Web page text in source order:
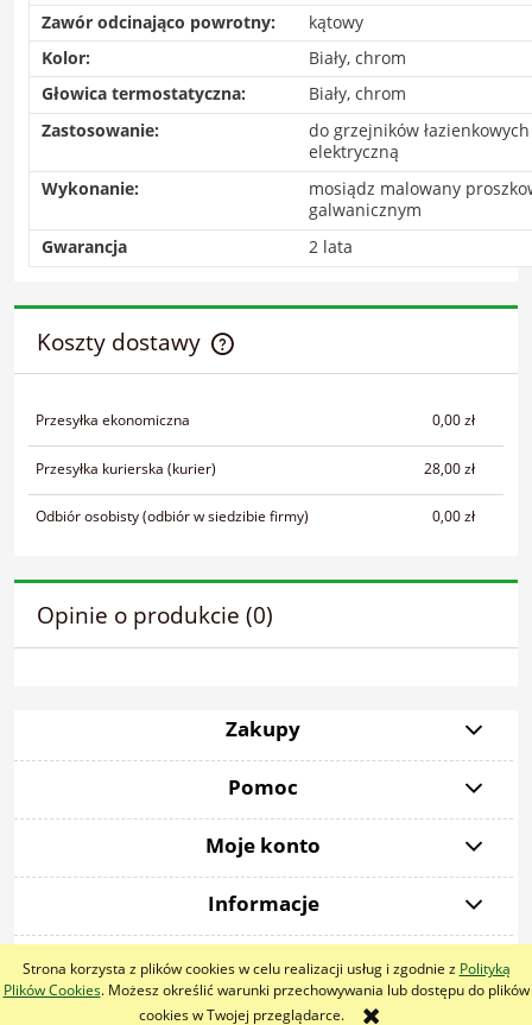
Strona korzysta z plików cookies w celu realizacji usług i zgodnie z Polityką
Plików Cookies. Możesz określić warunki przechowywania lub dostępu do plików
cookies w Twojej przeglądarce.
Zawór odcinająco powrotny:
kątowy
Kolor:
Biały, chrom
Głowica termostatyczna:
Biały, chrom
Zastosowanie:
do grzejników
elektryczną
Wykonanie:
mosiądz malowany
galwanicznym
Gwarancja
2 lata
Koszty dostawy
Cena nie zawiera ewentualnych kosztów płatności
Przesyłka ekonomiczna 0,00 zł
Przesyłka kurierska (kurier) 28,00 zł
Odbiór osobisty(odbiór w siedzibie firmy) 0,00 zł
Opinie o produkcie (0)
Zakupy
Pomoc
Moje konto
Informacje
pokaż pełną wersję strony